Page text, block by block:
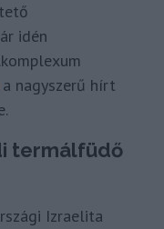
idén
a nagyszerű hírt
termálfüdő
Izraelita